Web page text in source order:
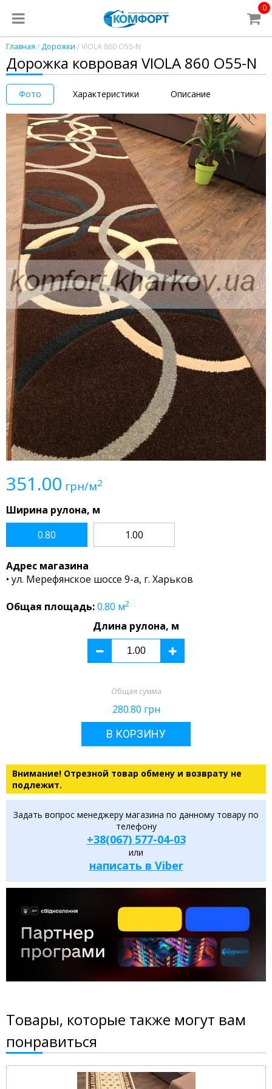
0
Главная / Дорожки / VIOLA 860 O55-N
Дорожка ковровая VIOLA 860 O55-N
Фото Характеристики Описание
351.00 грн/м2
Ширина рулона, м
0.80
1.00
Адрес магазина
• ул. Мерефянское шоссе 9-а, г. Харьков
Общая площадь:0.80 м2
Длина рулона, м
Общая сумма
280.80 грн
В КОРЗИНУ
Внимание! Отрезной товар обмену и возврату не
подлежит.
Задать вопрос менеджеру магазина по данному товару по
телефону
+38(067) 577-04-03
или
написать в Viber
Товары, которые также могут вам
понравиться